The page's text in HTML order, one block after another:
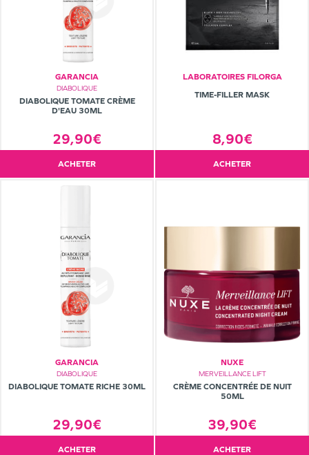
GARANCIA
DIABOLIQUE
DIABOLIQUE TOMATE CRÈME
D'EAU 30ML
29,90€
ACHETER
LABORATOIRES FILORGA
TIME-FILLER MASK
8,90€
ACHETER
GARANCIA
DIABOLIQUE
DIABOLIQUE TOMATE RICHE 30ML
29,90€
ACHETER
NUXE
MERVEILLANCE LIFT
CRÈME CONCENTRÉE DE NUIT
50ML
39,90€
ACHETER